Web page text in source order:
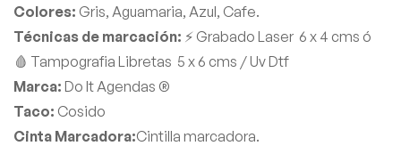
Colores: Gris, Aguamaria, Azul, Cafe.
Técnicas de marcación: ⚡ Grabado Laser 6 x 4 cms ó
🩸 Tampografia Libretas 5 x 6 cms / Uv Dtf
Marca: Do It Agendas ®
Taco: Cosido
Cinta Marcadora:Cintilla marcadora.